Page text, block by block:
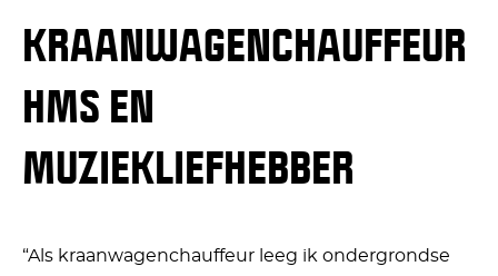
KRAANWAGENCHAUFFEUR
HMS EN
MUZIEKLIEFHEBBER
“Als kraanwagenchauffeur leeg ik ondergrondse